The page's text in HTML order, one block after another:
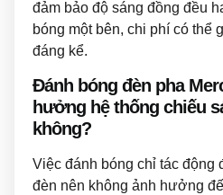
đảm bảo độ sáng đồng đều
bóng một bên, chi phí có thể
đáng kể.
Đánh bóng đèn pha
hưởng hệ thống chiếu
không?
Việc đánh bóng chỉ tác động
đèn nên không ảnh hưởng